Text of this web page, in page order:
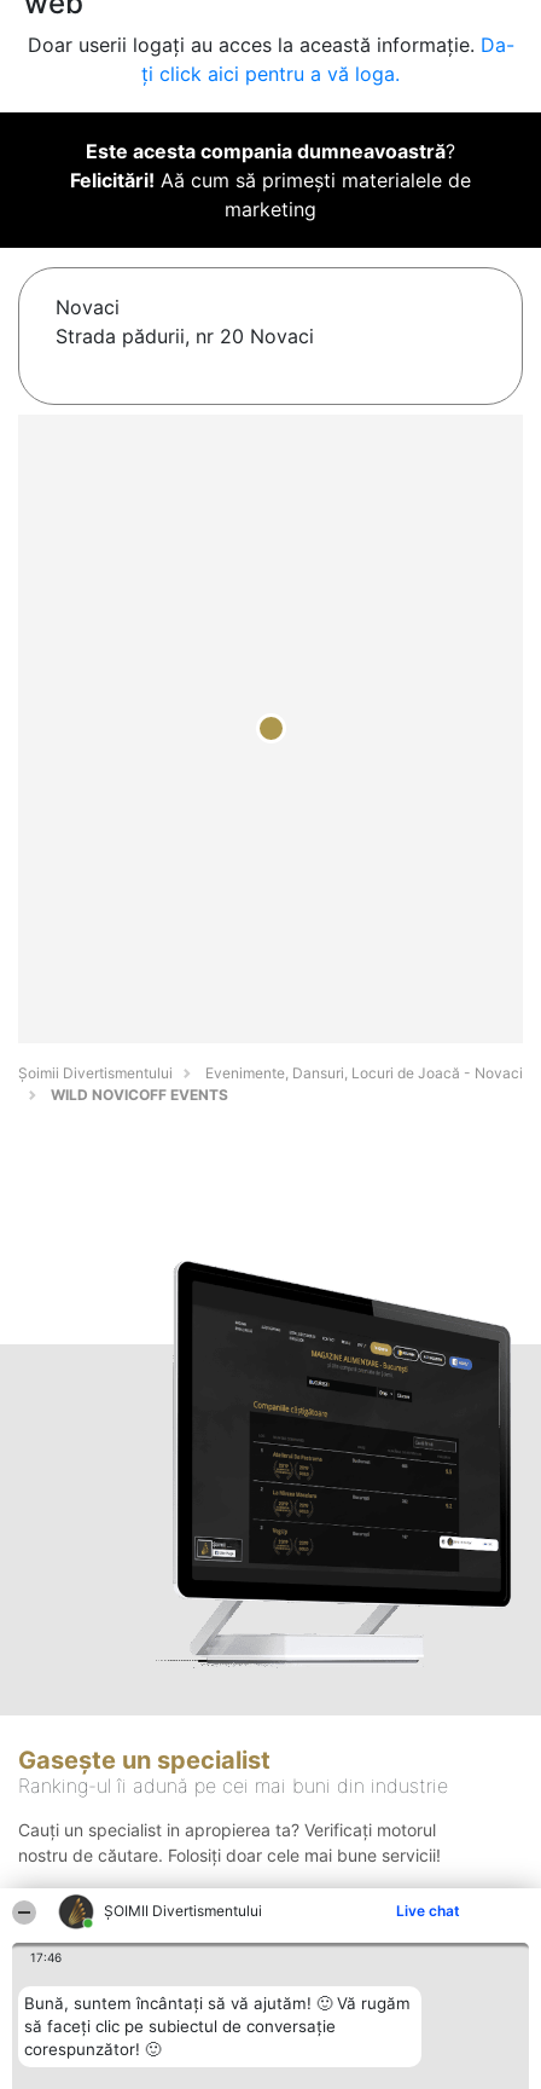
ŞOIMII Divertismentului Live chat
17:46
Bună, suntem încântați să vă ajutăm! 🙂 Vă rugăm
să faceți clic pe subiectul de conversație
corespunzător! 🙂
Doar userii logați au acces la această informație. Da-
ți click aici pentru a vă loga.
Este acesta compania dumneavoastră?
Felicitări! Aă cum să primești materialele de
marketing
Novaci
Strada pădurii, nr 20 Novaci
Şoimii Divertismentului
Evenimente, Dansuri, Locuri de Joacă - Novaci
WILD NOVICOFF EVENTS
Gasește un specialist
Ranking-ul îi adună pe cei mai buni din industrie
Cauți un specialist in apropierea ta? Verificați motorul
nostru de căutare. Folosiți doar cele mai bune servicii!